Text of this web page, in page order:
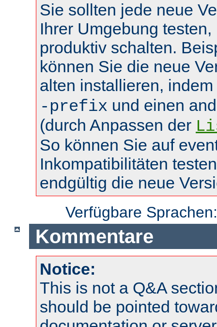
Sie sollten jede neue
Ihrer Umgebung
produktiv schalten.
können Sie die neue
alten installieren,
-prefix und einen
(durch Anpassen der
So können Sie auf
Inkompatibilitäten
endgültig die neue
Verfügbare
Kommentare
Notice:
This is not a Q&A
should be pointed